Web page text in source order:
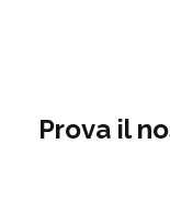
Prova il